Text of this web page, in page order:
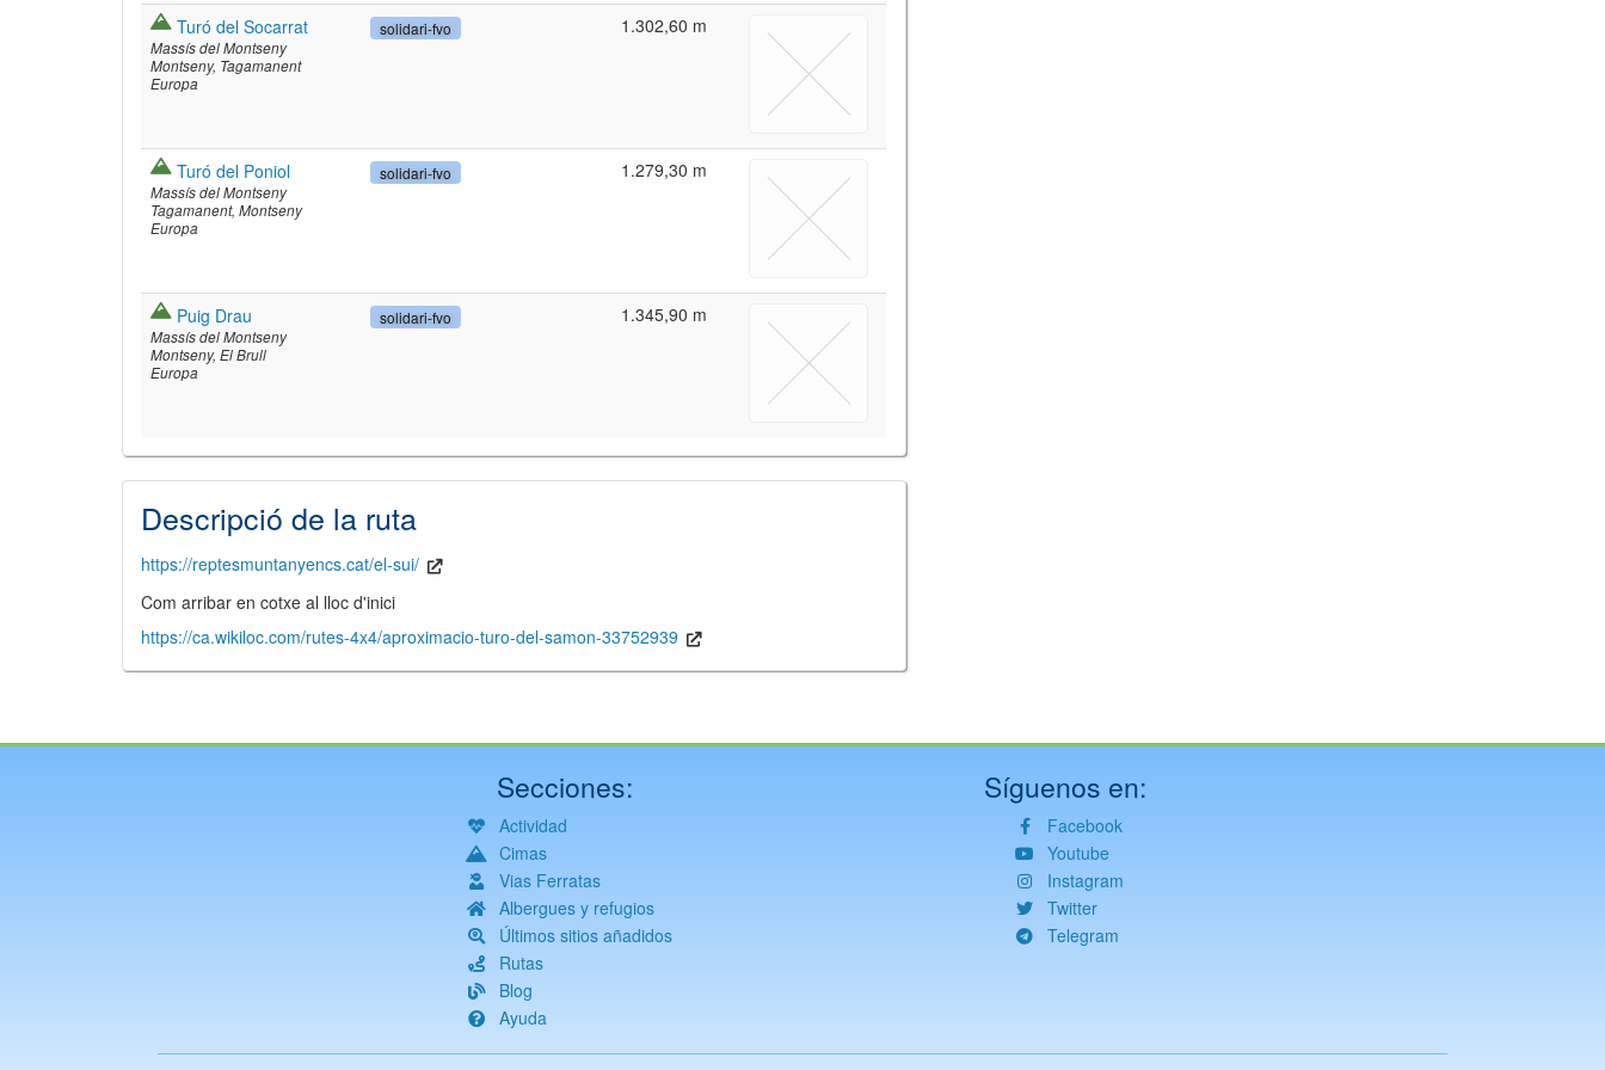
Turó del Socarrat
Massís del Montseny
Montseny Tagamanent
Europa
solidari-fvo 1.302,60 m
Turó del Poniol
Massís del Montseny
Tagamanent Montseny
Europa
solidari-fvo 1.279,30 m
Puig Drau
Massís del Montseny
Montseny El Brull
Europa
solidari-fvo 1.345,90 m
Descripció de la ruta
https://reptesmuntanyencs.cat/el-sui/
Com arribar en cotxe al lloc d'inici
https://ca.wikiloc.com/rutes-4x4/aproximacio-turo-del-samon-33752939
Secciones:
Actividad
Cimas
Vias Ferratas
Albergues y refugios
Últimos sitios añadidos
Rutas
Blog
Ayuda
Síguenos en:
Facebook
Youtube
Instagram
Twitter
Telegram